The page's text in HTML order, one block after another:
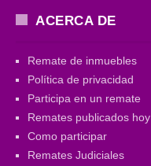
ACERCA DE
Remate de inmuebles
Política de privacidad
Participa en un remate
Remates publicados hoy
Como participar
Remates Judiciales